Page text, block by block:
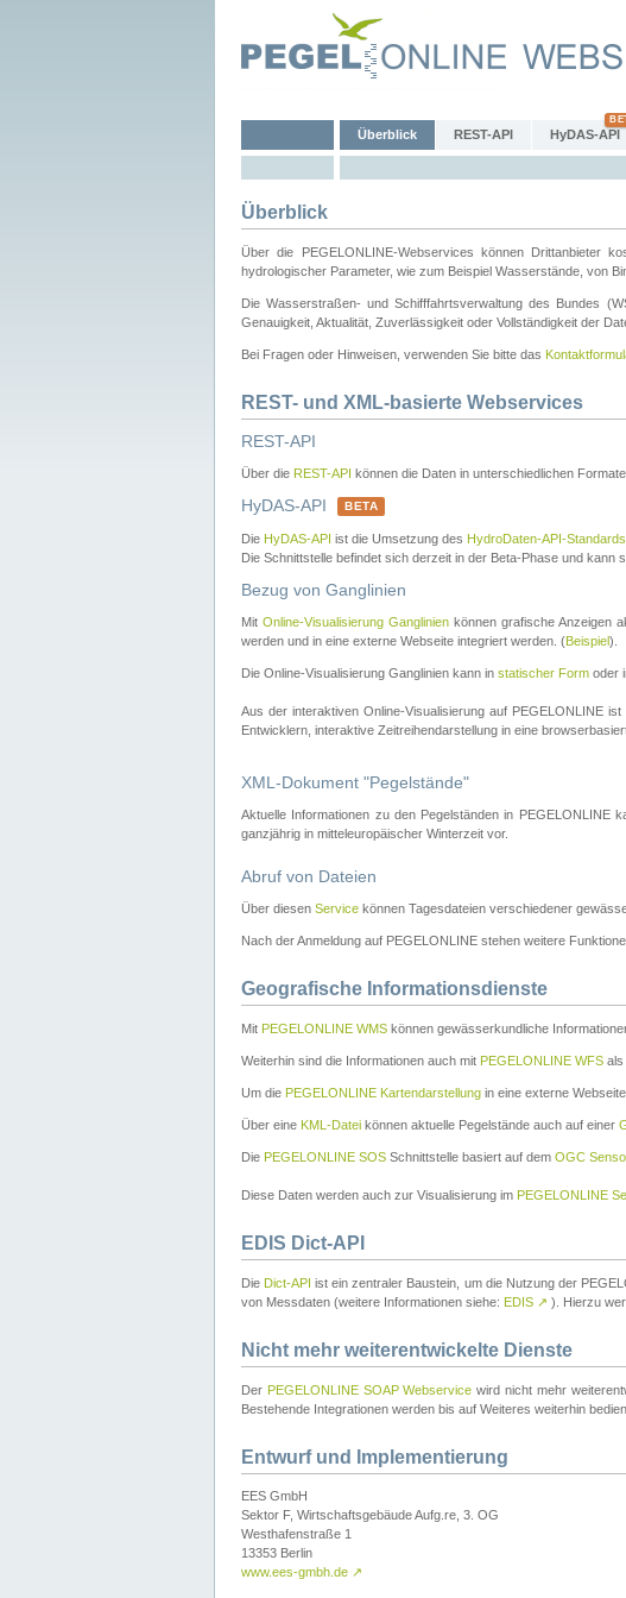
Überblick REST-API HyDAS-API
Überblick
Über die PEGELONLINE-Webservices können Drittanbieter
hydrologischer Parameter, wie zum Beispiel Wasserstände, von
Die Wasserstraßen- und Schifffahrtsverwaltung des Bundes
Genauigkeit, Aktualität, Zuverlässigkeit oder Vollständigkeit der
Bei Fragen oder Hinweisen, verwenden Sie bitte das
REST- und XML-basierte Webservices
REST-API
Über die REST-API können die Daten in unterschiedlichen
HyDAS-API BETA
Die HyDAS-API ist die Umsetzung des HydroDaten-API-Standards
Die Schnittstelle befindet sich derzeit in der Beta-Phase und kann
Bezug von Ganglinien
MitOnline-Visualisierung Ganglinien können grafische Anzeigen
werden und in eine externe Webseite integriert werden. (Beispiel).
Die Online-Visualisierung Ganglinien kann in statischer Form oder
Aus der interaktiven Online-Visualisierung auf PEGELONLINE
Entwicklern, interaktive Zeitreihendarstellung in eine
XML-Dokument "Pegelstände"
Aktuelle Informationen zu den Pegelständen in PEGELONLINE
ganzjährig in mitteleuropäischer Winterzeit vor.
Abruf von Dateien
Über diesen Service können Tagesdateien verschiedener
Nach der Anmeldung auf PEGELONLINE stehen weitere
Geografische Informationsdienste
Mit PEGELONLINE WMS können gewässerkundliche
Weiterhin sind die Informationen auch mit PEGELONLINE WFS als
Um die PEGELONLINE Kartendarstellung in eine externe
Über eine KML-Datei können aktuelle Pegelstände auch auf einer
Die PEGELONLINE SOS Schnittstelle basiert auf dem OGC
Diese Daten werden auch zur Visualisierung im PEGELONLINE
EDIS Dict-API
Die Dict-API ist ein zentraler Baustein, um die Nutzung der
von Messdaten (weitere Informationen siehe: EDIS ↗ ). Hierzu
Nicht mehr weiterentwickelte Dienste
Der PEGELONLINE SOAP Webservice wird nicht mehr
Bestehende Integrationen werden bis auf Weiteres weiterhin
Entwurf und Implementierung
EES GmbH
Sektor F, Wirtschaftsgebäude Aufg.re, 3. OG
Westhafenstraße 1
13353 Berlin
www.ees-gmbh.de ↗